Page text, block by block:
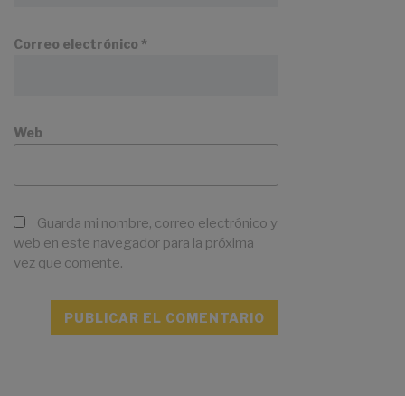
Correo electrónico *
Web
Guarda mi nombre, correo electrónico y
web en este navegador para la próxima
vez que comente.